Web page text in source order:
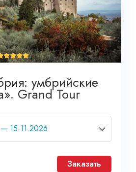
умбрийские
Grand Tour
Заказать